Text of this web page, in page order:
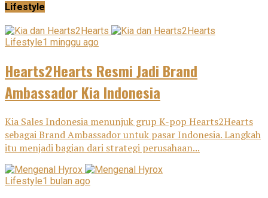
Lifestyle
Lifestyle1 minggu ago
Hearts2Hearts Resmi Jadi Brand
Ambassador Kia Indonesia
Kia Sales Indonesia menunjuk grup K-pop Hearts2Hearts
sebagai Brand Ambassador untuk pasar Indonesia. Langkah
itu menjadi bagian dari strategi perusahaan...
Lifestyle1 bulan ago